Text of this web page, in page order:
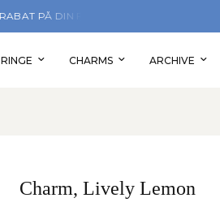
RINGE CHARMS ARCHIVE
Charm, Lively Lemon